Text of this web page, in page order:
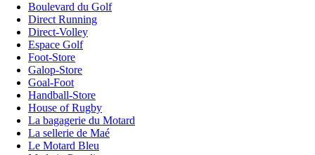
Boulevard du Golf
Direct Running
Direct-Volley
Espace Golf
Foot-Store
Galop-Store
Goal-Foot
Handball-Store
House of Rugby
La bagagerie du Motard
La sellerie de Maé
Le Motard Bleu